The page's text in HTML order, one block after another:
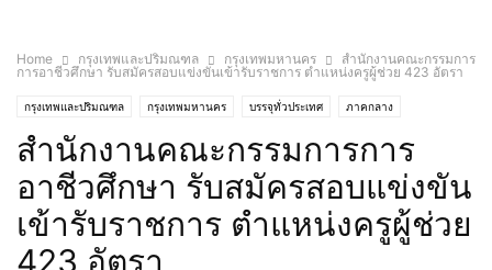
Home กรุงเทพและปริมณฑล กรุงเทพมหานคร
สำนักงานคณะกรรมการ
การอาชีวศึกษา รับสมัครสอบแข่งขันเข้ารับราชการ ตำแหน่งครูผู้ช่วย 423 อัตรา
กรุงเทพและปริมณฑล กรุงเทพมหานคร บรรจุทั่วประเทศ ภาคกลาง
ภาคตะวันตก
สำนักงานคณะกรรมการการ
อาชีวศึกษา รับสมัครสอบแข่งขัน
เข้ารับราชการ ตำแหน่งครูผู้ช่วย
423 อัตรา